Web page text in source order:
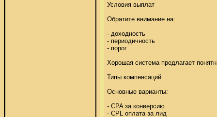
Условия выплат
Обратите внимание на:
- доходность
- периодичность
- порог
Хорошая система предлагает
Типы компенсаций
Основные варианты:
- CPA за конверсию
- CPL оплата за лид